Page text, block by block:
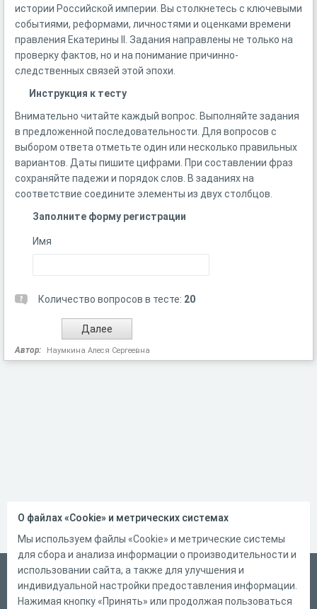
истории Российской империи. Вы столкнетесь с ключевыми
событиями, реформами, личностями и оценками времени
правления Екатерины II. Задания направлены не только на
проверку фактов, но и на понимание причинно-
следственных связей этой эпохи.
Инструкция к тесту
Внимательно читайте каждый вопрос. Выполняйте задания
в предложенной последовательности. Для вопросов с
выбором ответа отметьте один или несколько правильных
вариантов. Даты пишите цифрами. При составлении фраз
сохраняйте падежи и порядок слов. В заданиях на
соответствие соедините элементы из двух столбцов.
Заполните форму регистрации
Имя
Количество вопросов в тесте: 20
Автор: Наумкина Алеся Сергеевна
Русский
Справка
О файлах «Cookie» и метрических системах
Мы используем файлы «Cookie» и метрические системы
для сбора и анализа информации о производительности и
использовании сайта, а также для улучшения и
индивидуальной настройки предоставления информации.
Нажимая кнопку «Принять» или продолжая пользоваться